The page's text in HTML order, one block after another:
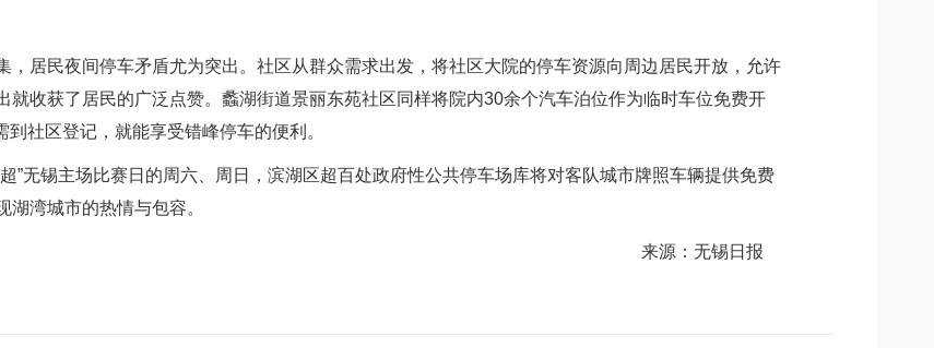
居民夜间停车矛盾尤为突出。社区从群众需求出发，将社区大院的停车资源向周边居民开放，允许
收获了居民的广泛点赞。蠡湖街道景丽东苑社区同样将院内30余个汽车泊位作为临时车位免费开
社区登记，就能享受错峰停车的便利。
锡主场比赛日的周六、周日，滨湖区超百处政府性公共停车场库将对客队城市牌照车辆提供免费
湾城市的热情与包容。
来源：无锡日报